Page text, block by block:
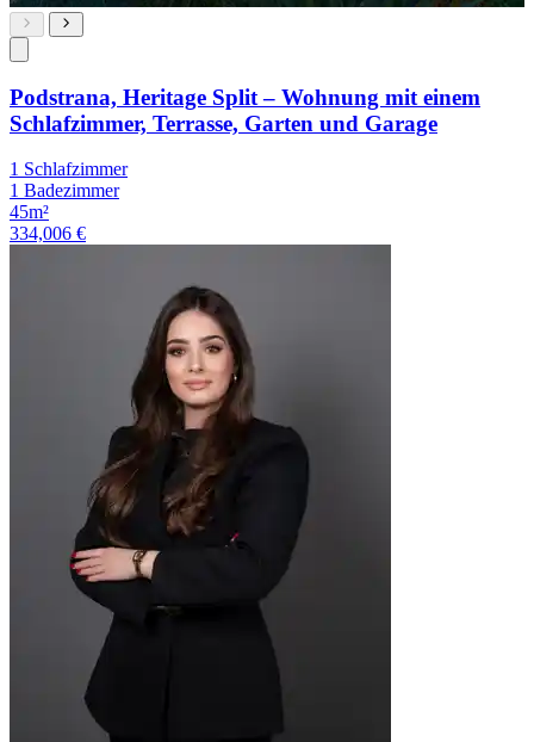
Podstrana, Heritage Split – Wohnung mit einem
Schlafzimmer, Terrasse, Garten und Garage
1 Schlafzimmer
1 Badezimmer
45m²
334,006 €